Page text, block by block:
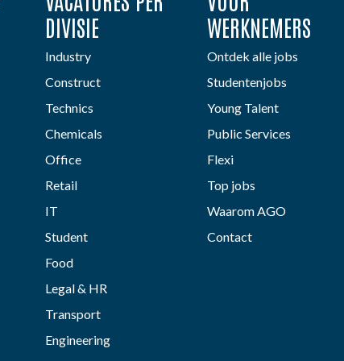
DIVISIE
Industry
Construct
Technics
Chemicals
Office
Retail
IT
Student
Food
Legal & HR
Transport
Engineering
WERKNEMERS
Ontdek alle jobs
Studentenjobs
Young Talent
Public Services
Flexi
Top jobs
Waarom AGO
Contact